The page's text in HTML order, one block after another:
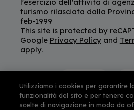
l'esercizio dell'attività di
turismo rilasciata dalla
feb-1999
This site is protected by
Google Privacy Policyand
apply.
Utilizziamo i cookies per garantire
funzionalità del sito e per tenere
scelte di navigazione in modo da